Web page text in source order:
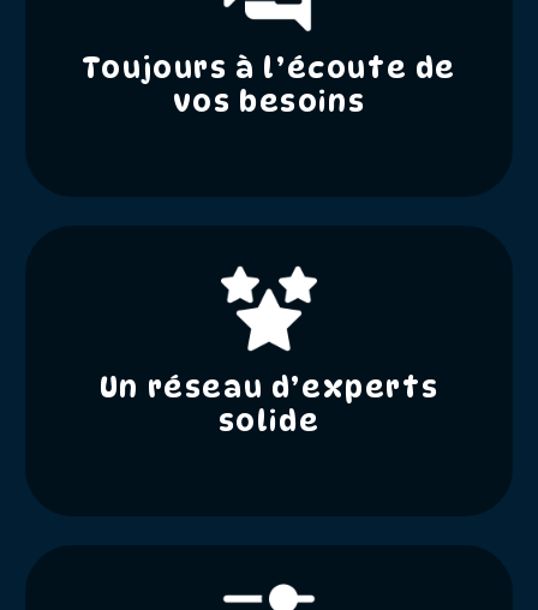
Toujours à l’écoute de
vos besoins
Un réseau d’experts
solide